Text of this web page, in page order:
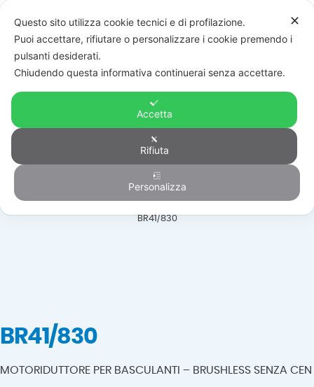
Automazione
HOME/PRODOTTI/AUTOMAZIONE/PORTE BASCULANTI SEZIONALI/
BR41/830
BR41/830
MOTORIDUTTORE PER BASCULANTI – BRUSHLESS SENZA CEN
✕
Questo sito utilizza cookie tecnici e di profilazione.
Puoi accettare, rifiutare o personalizzare i cookie premendo i
pulsanti desiderati.
Chiudendo questa informativa continuerai senza accettare.
Accetta
Rifiuta
Personalizza